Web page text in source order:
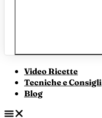
Video Ricette
Tecniche e Consigli
Blog